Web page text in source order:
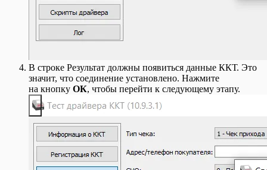
В строке Результат должны появиться данные ККТ. Это
значит, что соединение установлено. Нажмите
на кнопку ОК, чтобы перейти к следующему этапу.